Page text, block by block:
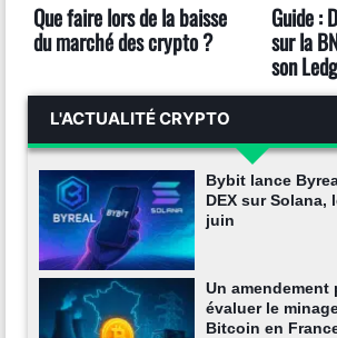
Que faire lors de la baisse
du marché des crypto ?
Guide :
sur la
son
L'ACTUALITÉ CRYPTO
Bybit lance
DEX sur Solana,
juin
Un amendement
évaluer le
Bitcoin en